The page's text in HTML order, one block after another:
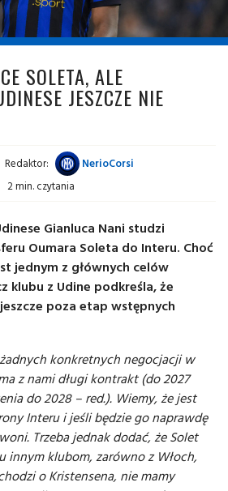
SOLETA, ALE
JESZCZE NIE
Redaktor:
NerioCorsi
2 min. czytania
Gianluca Nani studzi
Oumara Soleta do Interu. Choć
jednym z głównych celów
klubu z Udine podkreśla, że
poza etap wstępnych
konkretnych negocjacji w
z nami długi kontrakt (do 2027
do 2028 – red.). Wiemy, że jest
Interu i jeśli będzie go naprawdę
Trzeba jednak dodać, że Solet
innym klubom, zarówno z Włoch,
o Kristensena, nie mamy